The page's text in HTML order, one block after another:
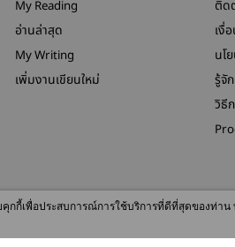
My Reading
อ่านล่าสุด
My Writing
เพิ่มงานเขียนใหม่
ติด
เงื่
นโ
รู้จั
วิธี
© 2026 readAwrite.com by MEB
This site is protected by reCAPTCHA and the
กกี้เพื่อประสบการณ์การใช้บริการที่ดีที่สุดของท่